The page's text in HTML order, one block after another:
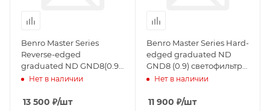
Benro Master Series
Reverse-edged
graduated ND GND8(0.9)
светофильтр
Нет в наличии
13 500 ₽/шт
Benro Master Series Hard-
edged graduated ND
GND8 (0.9) светофильтр
градиентный 75х100 мм
Нет в наличии
11 900 ₽/шт